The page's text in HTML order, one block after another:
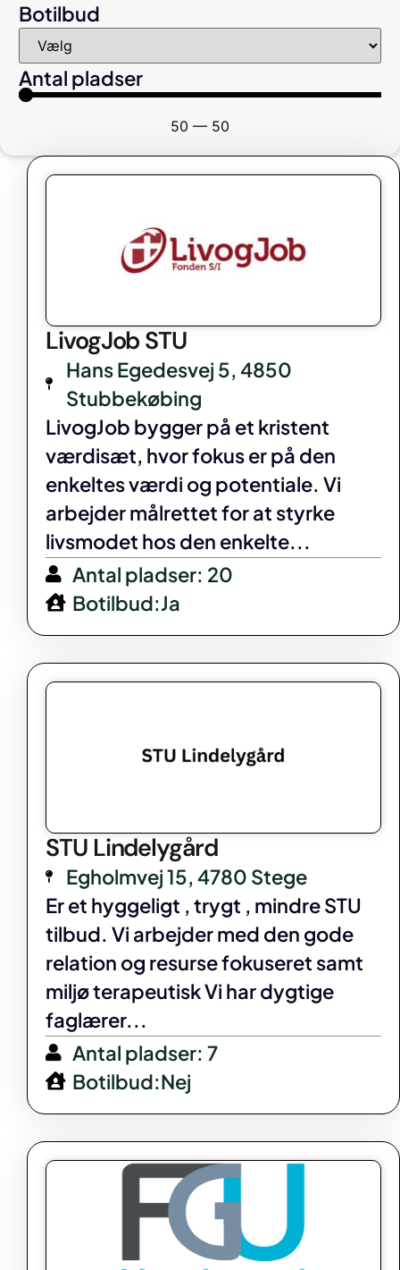
Botilbud
Antal pladser
50 — 50
LivogJob STU
Hans Egedesvej 5, 4850
Stubbekøbing
LivogJob bygger på et kristent
værdisæt, hvor fokus er på den
enkeltes værdi og potentiale. Vi
arbejder målrettet for at styrke
livsmodet hos den enkelte...
Antal pladser: 20
Botilbud:Ja
STU Lindelygård
Egholmvej 15, 4780 Stege
Er et hyggeligt , trygt , mindre STU
tilbud. Vi arbejder med den gode
relation og resurse fokuseret samt
miljø terapeutisk Vi har dygtige
faglærer...
Antal pladser: 7
Botilbud:Nej